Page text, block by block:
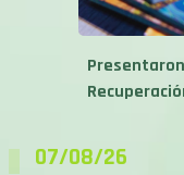
07/08/26